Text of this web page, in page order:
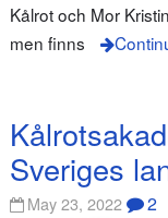
Kålrot och Mor
men finns
Sveriges
May 23, 2022 2